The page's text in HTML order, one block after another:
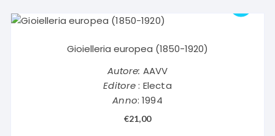
Gioielleria europea (1850-1920)
Autore: AAVV
Editore: Electa
Anno: 1994
€21,00